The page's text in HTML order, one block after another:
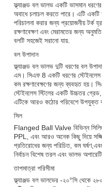
ফ্ল্যাঞ্জড বল ভালভ একটি ভাসমান
অবাধে চলাচল করতে পারে। এটি
পরিচালনা করার জন্য প্রয়োজনীয় টর্ক
রক্ষণাবেক্ষণ এবং মেরামতের জন্য
বলটি সহজেই সরানো যায়.
বল উপাদান
ফ্ল্যাঞ্জড বল ভালভ দুটি ধরণের বল
এম। সিএফ 8 একটি ধরণের স্টেইনলেস
কম রক্ষণাবেক্ষণের জন্য ব্যবহৃত হয়।
স্টেইনলেস স্টিলের একটি উচ্চতর
এটিকে আরও কঠোর পরিবেশে উপযুক্ত
সিল
Flanged Ball Valve বিভিন্ন
PPL, এবং আরও অনেক কিছু দিয়ে
প্রতিরোধের জন্য পরিচিত, কম
নির্বাচন বিশেষ তরল এবং ভালভ
তাপমাত্রা পরিসীমা
ফ্ল্যাঞ্জড বল ভালভের -২০°সি থেকে